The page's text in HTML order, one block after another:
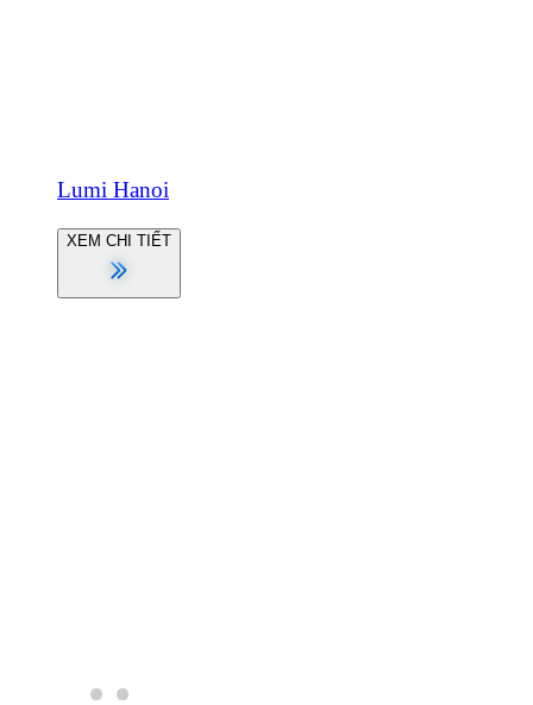
Lumi Hanoi
XEM CHI TIẾT